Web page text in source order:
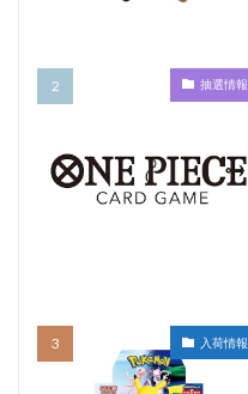
抽選情報
入荷情報